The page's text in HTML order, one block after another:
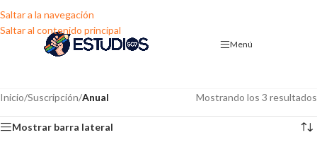
Saltar a la navegación
Saltar al contenido principal
Menú
Inicio/Suscripción/Anual Mostrando los 3 resultados
Mostrar barra lateral